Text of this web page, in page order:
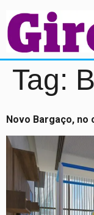
Tag:
Novo Bargaço,